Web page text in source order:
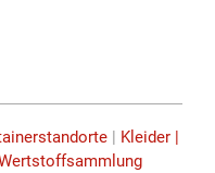
| Kleider |